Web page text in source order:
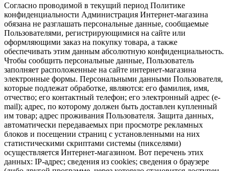
Согласно проводимой в текущий период Политике
конфиденциальности Администрация Интернет-магазина
обязана не разглашать персональные данные, сообщаемые
Пользователями, регистрирующимися на сайте или
оформляющими заказ на покупку товара, а также
обеспечивать этим данным абсолютную конфиденциальность.
Чтобы сообщить персональные данные, Пользователь
заполняет расположенные на сайте интернет-магазина
электронные формы. Персональными данными Пользователя,
которые подлежат обработке, являются: его фамилия, имя,
отчество; его контактный телефон; его электронный адрес (e-
mail); адрес, по которому должен быть доставлен купленный
им товар; адрес проживания Пользователя. Защита данных,
автоматически передаваемых при просмотре рекламных
блоков и посещении страниц с установленными на них
статистическими скриптами системы (пикселями)
осуществляется Интернет-магазином. Вот перечень этих
данных: IP-адрес; сведения из cookies; сведения о браузере